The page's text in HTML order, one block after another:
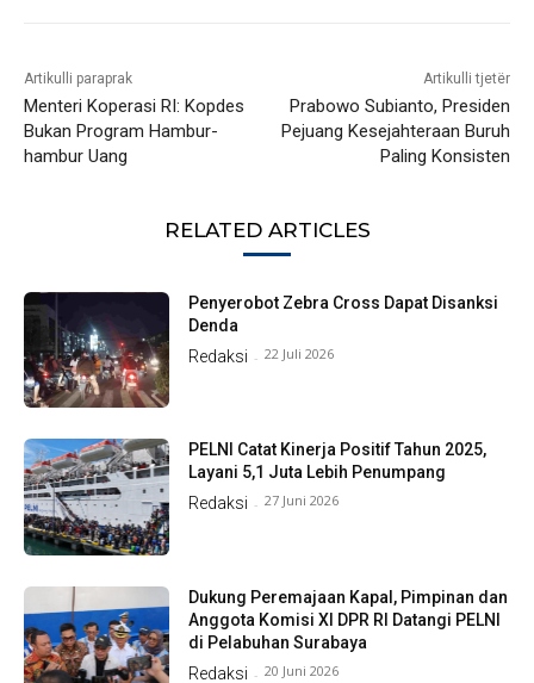
Artikulli paraprak
Menteri Koperasi RI: Kopdes
Bukan Program Hambur-
hambur Uang
Artikulli tjetër
Prabowo Subianto, Presiden
Pejuang Kesejahteraan Buruh
Paling Konsisten
RELATED ARTICLES
Penyerobot Zebra Cross Dapat Disanksi
Denda
Redaksi - 22 Juli 2026
PELNI Catat Kinerja Positif Tahun 2025,
Layani 5,1 Juta Lebih Penumpang
Redaksi - 27 Juni 2026
Dukung Peremajaan Kapal, Pimpinan dan
Anggota Komisi XI DPR RI Datangi PELNI
di Pelabuhan Surabaya
Redaksi - 20 Juni 2026